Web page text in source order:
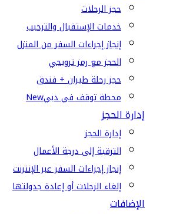
حجز الرحلات
خدمات الإستقبال والترحيب
إنجاز إجراءات السفر من المنزل
الحجز مع رمز ترويجي
حجز رحلة طيران + فندق
محطة توقف في دبيNew
إدارة الحجز
إدارة الحجز
الترقية إلى درجة الأعمال
إنجاز إجراءات السفر عبر الإنترنت
إلغاء الرحلات أو إعادة جدولتها
الإضافات